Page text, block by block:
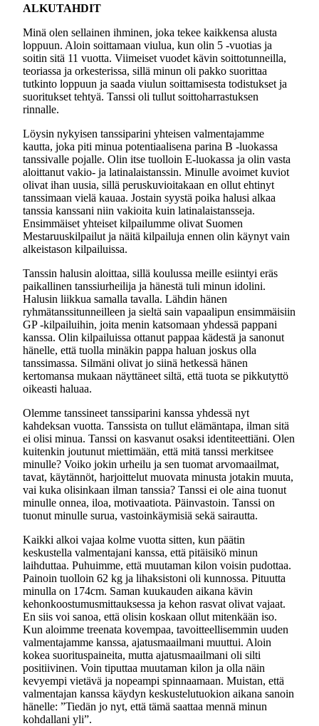
ALKUTAHDIT
Minä olen sellainen ihminen, joka tekee kaikkensa alusta
loppuun. Aloin soittamaan viulua, kun olin 5 -vuotias ja
soitin sitä 11 vuotta. Viimeiset vuodet kävin soittotunneilla,
teoriassa ja orkesterissa, sillä minun oli pakko suorittaa
tutkinto loppuun ja saada viulun soittamisesta todistukset ja
suoritukset tehtyä. Tanssi oli tullut soittoharrastuksen
rinnalle.
Löysin nykyisen tanssiparini yhteisen valmentajamme
kautta, joka piti minua potentiaalisena parina B -luokassa
tanssivalle pojalle. Olin itse tuolloin E-luokassa ja olin vasta
aloittanut vakio- ja latinalaistanssin. Minulle avoimet kuviot
olivat ihan uusia, sillä peruskuvioitakaan en ollut ehtinyt
tanssimaan vielä kauaa. Jostain syystä poika halusi alkaa
tanssia kanssani niin vakioita kuin latinalaistansseja.
Ensimmäiset yhteiset kilpailumme olivat Suomen
Mestaruuskilpailut ja näitä kilpailuja ennen olin käynyt vain
alkeistason kilpailuissa.
Tanssin halusin aloittaa, sillä koulussa meille esiintyi eräs
paikallinen tanssiurheilija ja hänestä tuli minun idolini.
Halusin liikkua samalla tavalla. Lähdin hänen
ryhmätanssitunneilleen ja sieltä sain vapaalipun ensimmäisiin
GP -kilpailuihin, joita menin katsomaan yhdessä pappani
kanssa. Olin kilpailuissa ottanut pappaa kädestä ja sanonut
hänelle, että tuolla minäkin pappa haluan joskus olla
tanssimassa. Silmäni olivat jo siinä hetkessä hänen
kertomansa mukaan näyttäneet siltä, että tuota se pikkutyttö
oikeasti haluaa.
Olemme tanssineet tanssiparini kanssa yhdessä nyt
kahdeksan vuotta. Tanssista on tullut elämäntapa, ilman sitä
ei olisi minua. Tanssi on kasvanut osaksi identiteettiäni. Olen
kuitenkin joutunut miettimään, että mitä tanssi merkitsee
minulle? Voiko jokin urheilu ja sen tuomat arvomaailmat,
tavat, käytännöt, harjoittelut muovata minusta jotakin muuta,
vai kuka olisinkaan ilman tanssia? Tanssi ei ole aina tuonut
minulle onnea, iloa, motivaatiota. Päinvastoin. Tanssi on
tuonut minulle surua, vastoinkäymisiä sekä sairautta.
Kaikki alkoi vajaa kolme vuotta sitten, kun päätin
keskustella valmentajani kanssa, että pitäisikö minun
laihduttaa. Puhuimme, että muutaman kilon voisin pudottaa.
Painoin tuolloin 62 kg ja lihaksistoni oli kunnossa. Pituutta
minulla on 174cm. Saman kuukauden aikana kävin
kehonkoostumusmittauksessa ja kehon rasvat olivat vajaat.
En siis voi sanoa, että olisin koskaan ollut mitenkään iso.
Kun aloimme treenata kovempaa, tavoitteellisemmin uuden
valmentajamme kanssa, ajatusmaailmani muuttui. Aloin
kokea suorituspaineita, mutta ajatusmaailmani oli silti
positiivinen. Voin tiputtaa muutaman kilon ja olla näin
kevyempi vietävä ja nopeampi spinnaamaan. Muistan, että
valmentajan kanssa käydyn keskustelutuokion aikana sanoin
hänelle: ”Tiedän jo nyt, että tämä saattaa mennä minun
kohdallani yli”.